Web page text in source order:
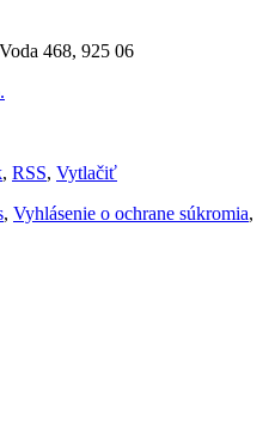
468, 925 06
, RSS, Vytlačiť
, Vyhlásenie o ochrane súkromia,